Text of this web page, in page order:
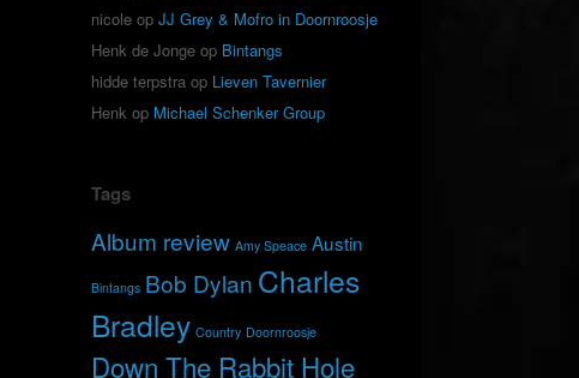
nicole opJJ Grey & Mofro in Doornroosje
Henk de Jonge op Bintangs
hidde terpstra op Lieven Tavernier
Henk op Michael Schenker Group
Tags
Album review Amy Speace Austin
Bintangs Bob Dylan Charles
Bradley Country Doornroosje
Down The Rabbit Hole